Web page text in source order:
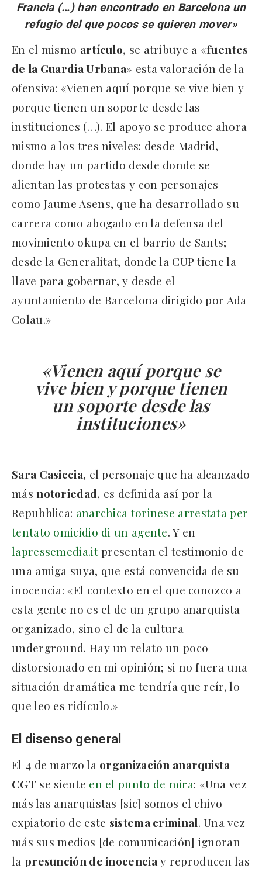
Francia (…) han encontrado en Barcelona un
refugio del que pocos se quieren mover»
En el mismo artículo, se atribuye a «fuentes
de la Guardia Urbana» esta valoración de la
ofensiva: «Vienen aquí porque se vive bien y
porque tienen un soporte desde las
instituciones (…). El apoyo se produce ahora
mismo a los tres niveles: desde Madrid,
donde hay un partido desde donde se
alientan las protestas y con personajes
como Jaume Asens, que ha desarrollado su
carrera como abogado en la defensa del
movimiento okupa en el barrio de Sants;
desde la Generalitat, donde la CUP tiene la
llave para gobernar, y desde el
ayuntamiento de Barcelona dirigido por Ada
Colau.»
«Vienen aquí porque se
vive bien y porque tienen
un soporte desde las
instituciones»
Sara Casiccia, el personaje que ha alcanzado
más notoriedad, es definida así por la
Repubblica: anarchica torinese arrestata per
tentato omicidio di un agente. Y en
lapressemedia.itpresentan el testimonio de
una amiga suya, que está convencida de su
inocencia: «El contexto en el que conozco a
esta gente no es el de un grupo anarquista
organizado, sino el de la cultura
underground. Hay un relato un poco
distorsionado en mi opinión; si no fuera una
situación dramática me tendría que reír, lo
que leo es ridículo.»
El disenso general
El 4 de marzo la organización anarquista
CGTse siente en el punto de mira: «Una vez
más las anarquistas [sic] somos el chivo
expiatorio de este sistema criminal. Una vez
más sus medios [de comunicación] ignoran
la presunción de inocenciay reproducen las